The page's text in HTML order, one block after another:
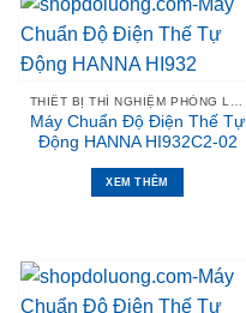
Máy Chuẩn Độ Điện Thế Tự
Động HANNA HI932C2-02
XEM THÊM